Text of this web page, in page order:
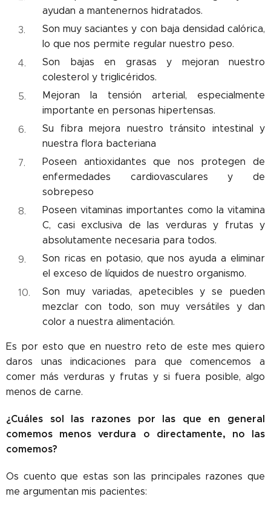
ayudan a mantenernos hidratados.
Son muy saciantes y con baja densidad calórica,
lo que nos permite regular nuestro peso.
Son bajas en grasas y mejoran nuestro
colesterol y triglicéridos.
Mejoran la tensión arterial, especialmente
importante en personas hipertensas.
Su fibra mejora nuestro tránsito intestinal y
nuestra flora bacteriana
Poseen antioxidantes que nos protegen de
enfermedades cardiovasculares y de
sobrepeso
Poseen vitaminas importantes como la vitamina
C, casi exclusiva de las verduras y frutas y
absolutamente necesaria para todos.
Son ricas en potasio, que nos ayuda a eliminar
el exceso de líquidos de nuestro organismo.
Son muy variadas, apetecibles y se pueden
mezclar con todo, son muy versátiles y dan
color a nuestra alimentación.
Es por esto que en nuestro reto de este mes quiero
daros unas indicaciones para que comencemos a
comer más verduras y frutas y si fuera posible, algo
menos de carne.
¿Cuáles sol las razones por las que en general
comemos menos verdura o directamente, no las
comemos?
Os cuento que estas son las principales razones que
me argumentan mis pacientes: